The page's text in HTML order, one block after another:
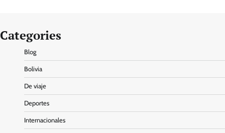
Categories
Blog
Bolivia
De viaje
Deportes
Internacionales